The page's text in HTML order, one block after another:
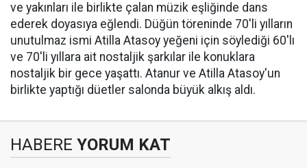
ve yakınları ile birlikte çalan müzik eşliğinde dans
ederek doyasıya eğlendi. Düğün töreninde 70'li yılların
unutulmaz ismi Atilla Atasoy yeğeni için söylediği 60'lı
ve 70'li yıllara ait nostaljik şarkılar ile konuklara
nostaljik bir gece yaşattı. Atanur ve Atilla Atasoy'un
birlikte yaptığı düetler salonda büyük alkış aldı.
HABERE YORUM KAT